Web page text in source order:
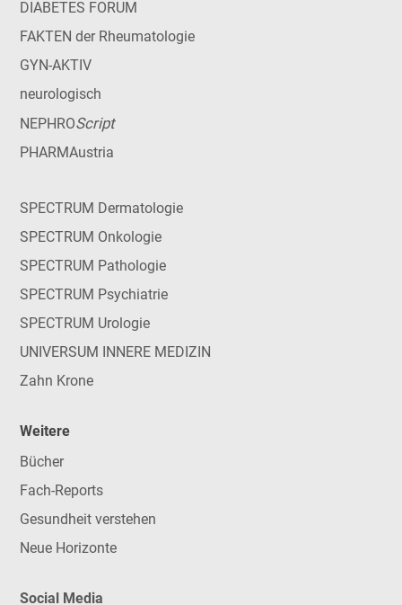
DIABETES FORUM
FAKTEN der Rheumatologie
GYN-AKTIV
neurologisch
NEPHROScript
PHARMAustria
SPECTRUM Dermatologie
SPECTRUM Onkologie
SPECTRUM Pathologie
SPECTRUM Psychiatrie
SPECTRUM Urologie
UNIVERSUM INNERE MEDIZIN
Zahn Krone
Weitere
Bücher
Fach-Reports
Gesundheit verstehen
Neue Horizonte
Social Media